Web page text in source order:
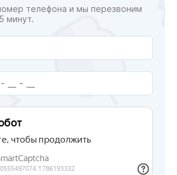
телефона и мы перезвоним
минут.